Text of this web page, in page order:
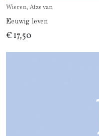
Wieren, Atze van
Eeuwig leven
€ 17,50